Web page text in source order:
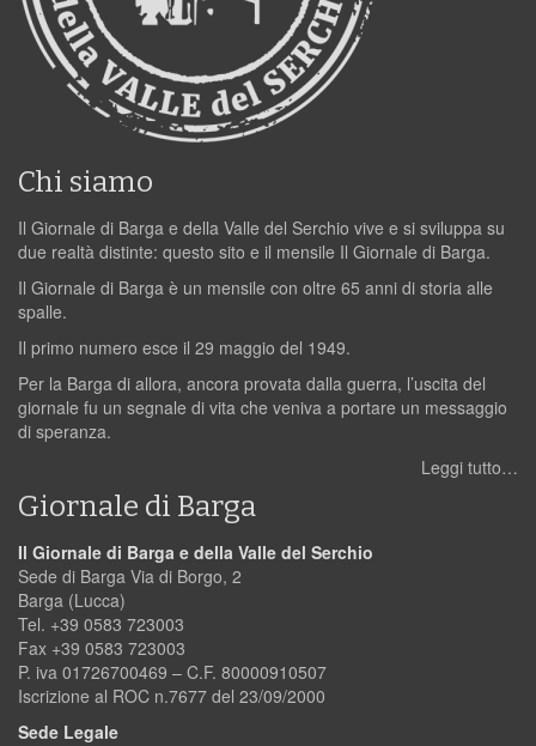
Chi siamo
Il Giornale di Barga e della Valle del Serchio vive e si sviluppa su
due realtà distinte: questo sito e il mensile Il Giornale di Barga.
Il Giornale di Barga è un mensile con oltre 65 anni di storia alle
spalle.
Il primo numero esce il 29 maggio del 1949.
Per la Barga di allora, ancora provata dalla guerra, l’uscita del
giornale fu un segnale di vita che veniva a portare un messaggio
di speranza.
Leggi tutto…
Giornale di Barga
Il Giornale di Barga e della Valle del Serchio
Sede di Barga Via di Borgo, 2
Barga (Lucca)
Tel. +39 0583 723003
Fax +39 0583 723003
P. iva 01726700469 – C.F. 80000910507
Iscrizione al ROC n.7677 del 23/09/2000
Sede Legale